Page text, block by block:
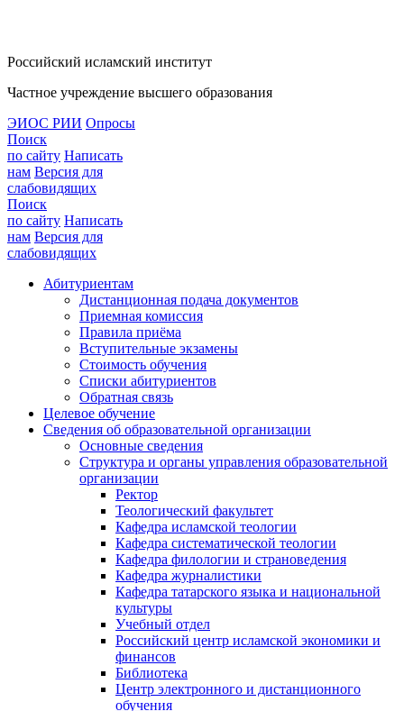
Российский исламский институт
Частное учреждение высшего образования
ЭИОС РИИ Опросы
Поиск
по сайту Написать
нам Версия для
слабовидящих
Поиск
по сайту Написать
нам Версия для
слабовидящих
Абитуриентам
Дистанционная подача документов
Приемная комиссия
Правила приёма
Вступительные экзамены
Стоимость обучения
Списки абитуриентов
Обратная связь
Целевое обучение
Сведения об образовательной организации
Основные сведения
Структура и органы управления образовательной
организации
Ректор
Теологический факультет
Кафедра исламской теологии
Кафедра систематической теологии
Кафедра филологии и страноведения
Кафедра журналистики
Кафедра татарского языка и национальной
культуры
Учебный отдел
Российский центр исламской экономики и
финансов
Библиотека
Центр электронного и дистанционного
обучения